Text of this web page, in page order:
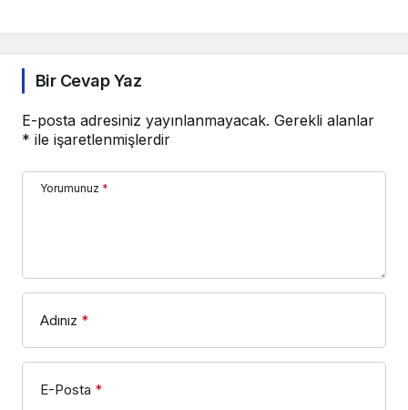
Bir Cevap Yaz
E-posta adresiniz yayınlanmayacak. Gerekli alanlar
* ile işaretlenmişlerdir
Yorumunuz *
Adınız *
E-Posta *